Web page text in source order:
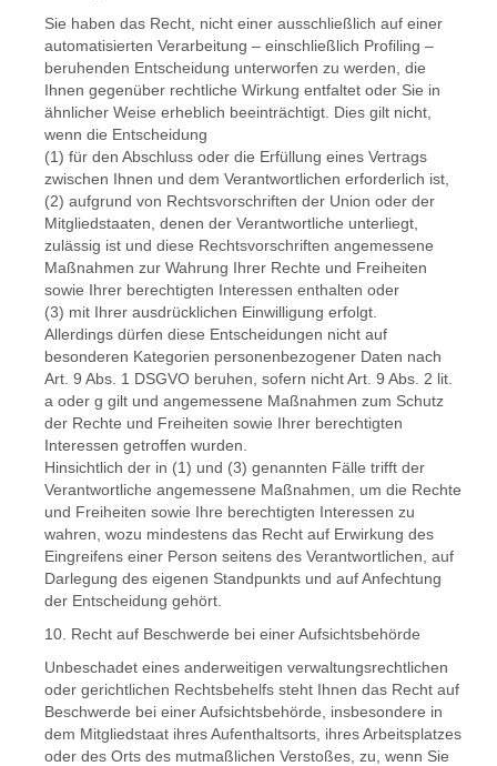
Sie haben das Recht, nicht einer ausschließlich auf einer
automatisierten Verarbeitung – einschließlich Profiling –
beruhenden Entscheidung unterworfen zu werden, die
Ihnen gegenüber rechtliche Wirkung entfaltet oder Sie in
ähnlicher Weise erheblich beeinträchtigt. Dies gilt nicht,
wenn die Entscheidung
(1) für den Abschluss oder die Erfüllung eines Vertrags
zwischen Ihnen und dem Verantwortlichen erforderlich ist,
(2) aufgrund von Rechtsvorschriften der Union oder der
Mitgliedstaaten, denen der Verantwortliche unterliegt,
zulässig ist und diese Rechtsvorschriften angemessene
Maßnahmen zur Wahrung Ihrer Rechte und Freiheiten
sowie Ihrer berechtigten Interessen enthalten oder
(3) mit Ihrer ausdrücklichen Einwilligung erfolgt.
Allerdings dürfen diese Entscheidungen nicht auf
besonderen Kategorien personenbezogener Daten nach
Art. 9 Abs. 1 DSGVO beruhen, sofern nicht Art. 9 Abs. 2 lit.
a oder g gilt und angemessene Maßnahmen zum Schutz
der Rechte und Freiheiten sowie Ihrer berechtigten
Interessen getroffen wurden.
Hinsichtlich der in (1) und (3) genannten Fälle trifft der
Verantwortliche angemessene Maßnahmen, um die Rechte
und Freiheiten sowie Ihre berechtigten Interessen zu
wahren, wozu mindestens das Recht auf Erwirkung des
Eingreifens einer Person seitens des Verantwortlichen, auf
Darlegung des eigenen Standpunkts und auf Anfechtung
der Entscheidung gehört.
10. Recht auf Beschwerde bei einer Aufsichtsbehörde
Unbeschadet eines anderweitigen verwaltungsrechtlichen
oder gerichtlichen Rechtsbehelfs steht Ihnen das Recht auf
Beschwerde bei einer Aufsichtsbehörde, insbesondere in
dem Mitgliedstaat ihres Aufenthaltsorts, ihres Arbeitsplatzes
oder des Orts des mutmaßlichen Verstoßes, zu, wenn Sie